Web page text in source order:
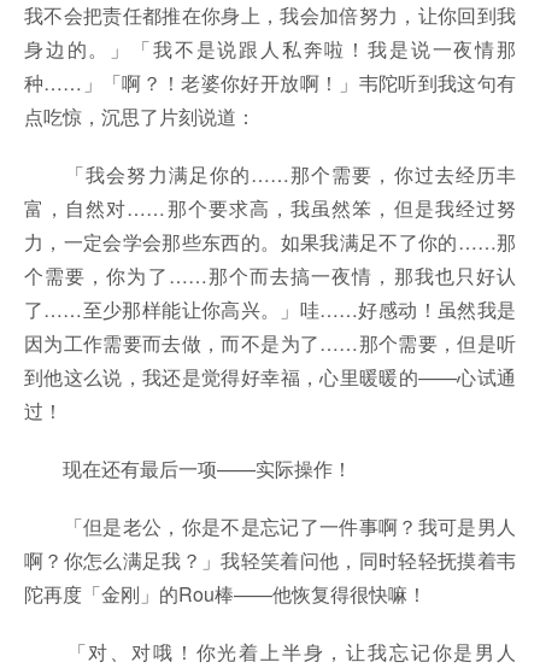
我不会把责任都推在你身上，我会加倍努力，让你回到我
身边的。」「我不是说跟人私奔啦！我是说一夜情那
种……」「啊？！老婆你好开放啊！」韦陀听到我这句有
点吃惊，沉思了片刻说道：
「我会努力满足你的……那个需要，你过去经历丰
富，自然对……那个要求高，我虽然笨，但是我经过努
力，一定会学会那些东西的。如果我满足不了你的……那
个需要，你为了……那个而去搞一夜情，那我也只好认
了……至少那样能让你高兴。」哇……好感动！虽然我是
因为工作需要而去做，而不是为了……那个需要，但是听
到他这么说，我还是觉得好幸福，心里暖暖的——心试通
过！
现在还有最后一项——实际操作！
「但是老公，你是不是忘记了一件事啊？我可是男人
啊？你怎么满足我？」我轻笑着问他，同时轻轻抚摸着韦
陀再度「金刚」的Rou棒——他恢复得很快嘛！
「对、对哦！你光着上半身，让我忘记你是男人